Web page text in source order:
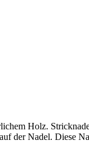
Holz.
der Nadel. Diese